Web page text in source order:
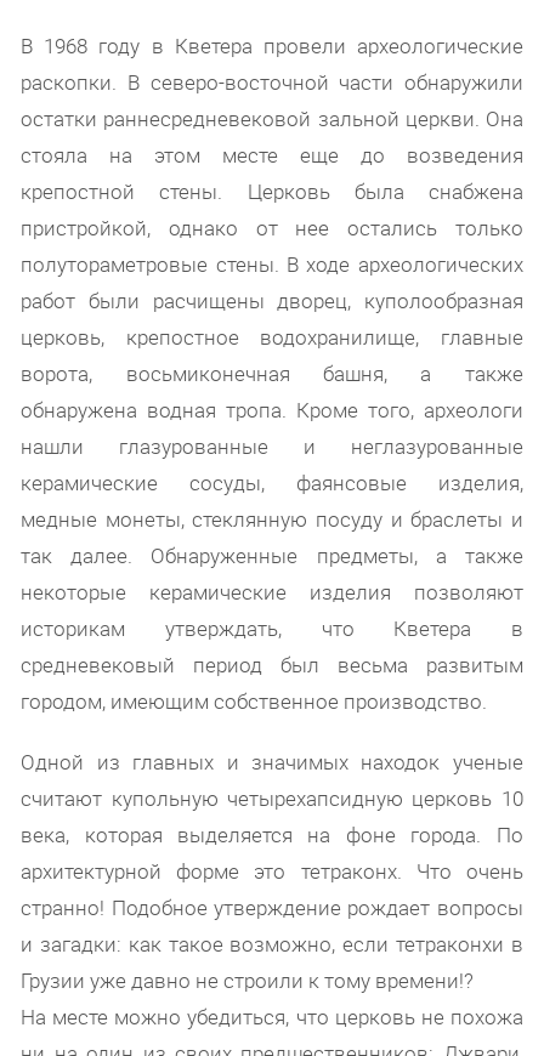
В 1968 году в Кветера провели археологические
раскопки. В северо-восточной части обнаружили
остатки раннесредневековой зальной церкви. Она
стояла на этом месте еще до возведения
крепостной стены. Церковь была снабжена
пристройкой, однако от нее остались только
полутораметровые стены. В ходе археологических
работ были расчищены дворец, куполообразная
церковь, крепостное водохранилище, главные
ворота, восьмиконечная башня, а также
обнаружена водная тропа. Кроме того, археологи
нашли глазурованные и неглазурованные
керамические сосуды, фаянсовые изделия,
медные монеты, стеклянную посуду и браслеты и
так далее. Обнаруженные предметы, а также
некоторые керамические изделия позволяют
историкам утверждать, что Кветера в
средневековый период был весьма развитым
городом, имеющим собственное производство.
Одной из главных и значимых находок ученые
считают купольную четырехапсидную церковь 10
века, которая выделяется на фоне города. По
архитектурной форме это тетраконх. Что очень
странно! Подобное утверждение рождает вопросы
и загадки: как такое возможно, если тетраконхи в
Грузии уже давно не строили к тому времени!?
На месте можно убедиться, что церковь не похожа